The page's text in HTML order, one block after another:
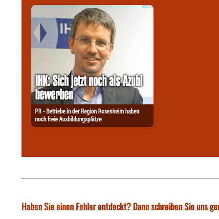
Haben Sie einen Fehler entdeckt? Dann schreiben Sie uns